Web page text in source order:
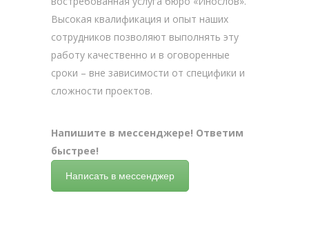
Высокая квалификация и опыт наших
сотрудников позволяют выполнять эту
работу качественно и в оговоренные
сроки – вне зависимости от специфики и
сложности проектов.
Напишите в мессенджере! Ответим
быстрее!
Написать в мессенджер